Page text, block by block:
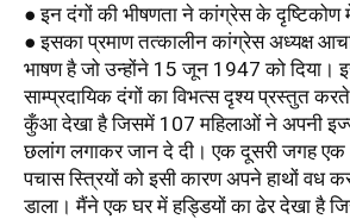
● इन दंगों की भीषणता ने कांग्रेस के दृष्टिकोण में
● इसका प्रमाण तत्कालीन कांग्रेस अध्यक्ष
भाषण है जो उन्होंने 15 जून 1947 को दिया।
साम्प्रदायिक दंगों का विभत्स दृश्य प्रस्तुत
कुँआ देखा है जिसमें 107 महिलाओं ने अपनी
छलांग लगाकर जान दे दी। एक दूसरी जगह एक
पचास स्त्रियों को इसी कारण अपने हाथों वध
डाला। मैंने एक घर में हड्डियों का ढेर देखा है